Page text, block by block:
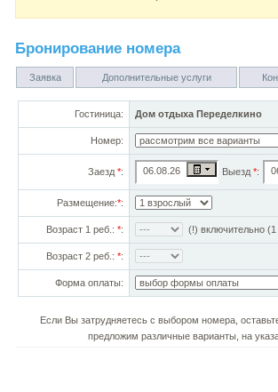
Бронирование номера
Заявка Дополнительные услуги
Гостиница: Дом отдыха Переделкино
Номер:
Заезд *: Выезд *:
Размещение:*:
Возраст 1 реб.: *: (!) включительно (1
Возраст 2 реб.: *:
Форма оплаты:
Если Вы затрудняетесь с выбором номера,
предложим различные варианты, на